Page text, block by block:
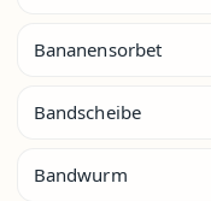
Bananensorbet
Bandscheibe
Bandwurm